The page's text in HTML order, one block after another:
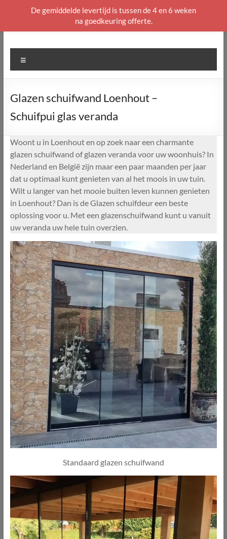
naar
Glazen schuifwand Loenhout –
Schuifpui glas veranda
Woont u in Loenhout en op zoek naar een charmante
glazen schuifwand of glazen veranda voor uw woonhuis? In
Nederland en België zijn maar een paar maanden per jaar
dat u optimaal kunt genieten van al het moois in uw tuin.
Wilt u langer van het mooie buiten leven kunnen genieten
in Loenhout? Dan is de Glazen schuifdeur een beste
oplossing voor u. Met een glazenschuifwand kunt u vanuit
uw veranda uw hele tuin overzien.
Standaard glazen schuifwand
De gemiddelde levertijd is tussen de 4 en 6 weken
na goedkeuring offerte.